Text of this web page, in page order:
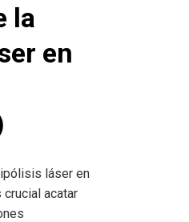
la
en
láser en
crucial acatar